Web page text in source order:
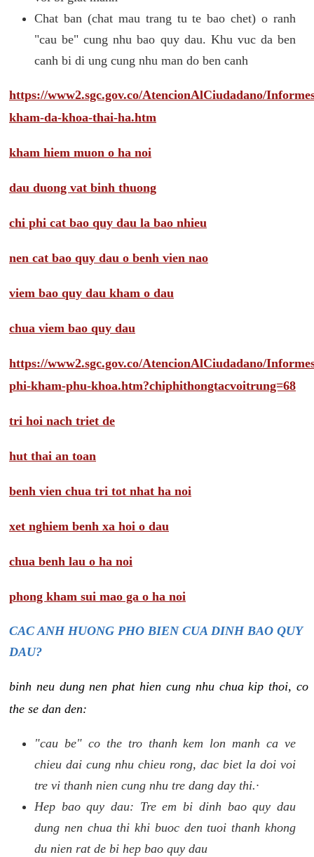
Chat ban (chat mau trang tu te bao chet) o ranh
"cau be" cung nhu bao quy dau. Khu vuc da ben
canh bi di ung cung nhu man do ben canh
https://www2.sgc.gov.co/AtencionAlCiudadano/
kham-da-khoa-thai-ha.htm
kham hiem muon o ha noi
dau duong vat binh thuong
chi phi cat bao quy dau la bao nhieu
nen cat bao quy dau o benh vien nao
viem bao quy dau kham o dau
chua viem bao quy dau
https://www2.sgc.gov.co/AtencionAlCiudadano/
phi-kham-phu-khoa.htm?chiphithongtacvoitrung=68
tri hoi nach triet de
hut thai an toan
benh vien chua tri tot nhat ha noi
xet nghiem benh xa hoi o dau
chua benh lau o ha noi
phong kham sui mao ga o ha noi
CAC ANH HUONG PHO BIEN CUA DINH BAO QUY
DAU?
binh neu dung nen phat hien cung nhu chua kip thoi, co
the se dan den:
"cau be" co the tro thanh kem lon manh ca ve
chieu dai cung nhu chieu rong, dac biet la doi voi
tre vi thanh nien cung nhu tre dang day thi.·
Hep bao quy dau: Tre em bi dinh bao quy dau
dung nen chua thi khi buoc den tuoi thanh khong
du nien rat de bi hep bao quy dau